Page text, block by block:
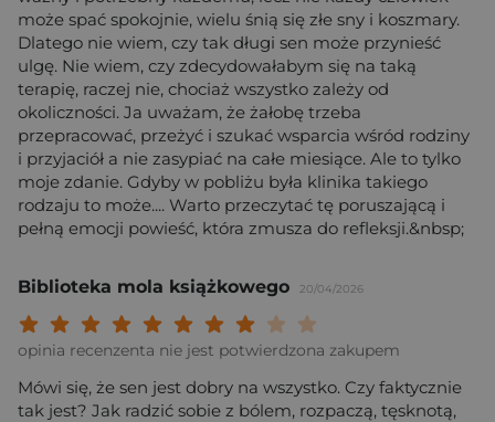
może spać spokojnie, wielu śnią się złe sny i koszmary.
Dlatego nie wiem, czy tak długi sen może przynieść
ulgę. Nie wiem, czy zdecydowałabym się na taką
terapię, raczej nie, chociaż wszystko zależy od
okoliczności. Ja uważam, że żałobę trzeba
przepracować, przeżyć i szukać wsparcia wśród rodziny
i przyjaciół a nie zasypiać na całe miesiące. Ale to tylko
moje zdanie. Gdyby w pobliżu była klinika takiego
rodzaju to może.... Warto przeczytać tę poruszającą i
pełną emocji powieść, która zmusza do refleksji.&nbsp;
Biblioteka mola książkowego 20/04/2026
Twoja ocena:
Twoja ocena: Wybitna 9/
Twoja ocena: Rewelacyjna 8/
Twoja ocena: Bardzo dobra 7/10"
Twoja ocena: Dobra 6/10"
Twoja ocena: Przeciętna 5/10"
Twoja ocena: Może być 4/10"
Twoja ocena: Słaba 3/10"
Twoja ocena: Bardzo słaba 2/10"
Twoja ocena: Beznadziejna 1/10"
opinia recenzenta nie jest potwierdzona zakupem
Mówi się, że sen jest dobry na wszystko. Czy faktycznie
tak jest? Jak radzić sobie z bólem, rozpaczą, tęsknotą,